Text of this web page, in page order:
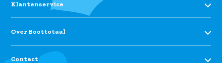
Klantenservice
Over Boottotaal
Contact